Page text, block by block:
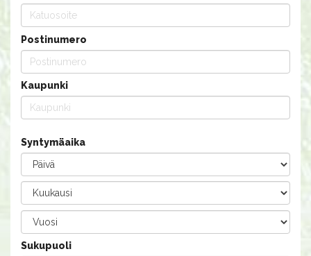
Postinumero
Kaupunki
Syntymäaika
Sukupuoli